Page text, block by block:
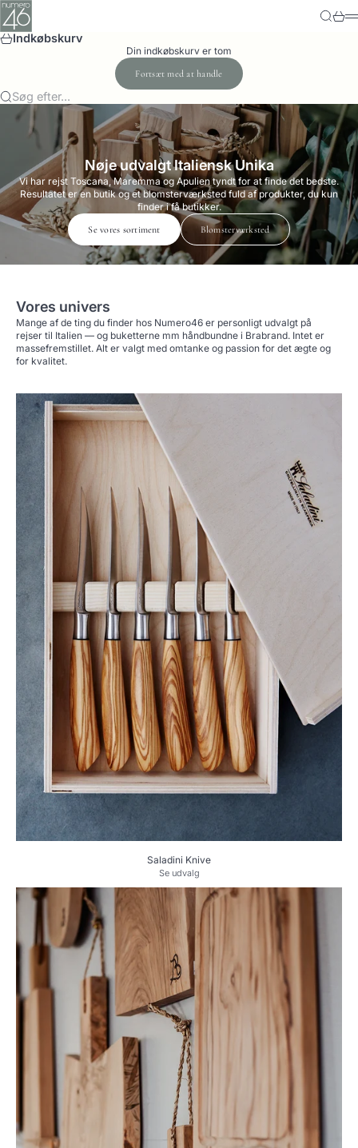
Spring til indhold
Numero-46 SøgKurv
Indkøbskurv
Din indkøbskurv er tom
Fortsæt med at handle
Søg efter...
Nøje udvalgt Italiensk Unika
Vi har rejst Toscana, Maremma og Apulien tyndt for at finde det bedste.
Resultatet er en butik og et blomsterværksted fuld af produkter, du kun
finder i få butikker.
Se vores sortiment Blomsterværksted
Vores univers
Mange af de ting du finder hos Numero46 er personligt udvalgt på
rejser til Italien — og buketterne mm håndbundne i Brabrand. Intet er
massefremstillet. Alt er valgt med omtanke og passion for det ægte og
for kvalitet.
Saladini Knive
Se udvalg